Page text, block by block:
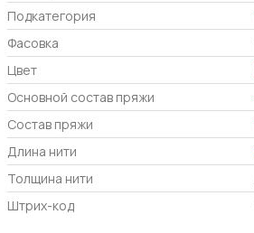
Подкатегория
Фасовка
Цвет
Основной состав пряжи
Состав пряжи
Длина нити
Толщина нити
Штрих-код